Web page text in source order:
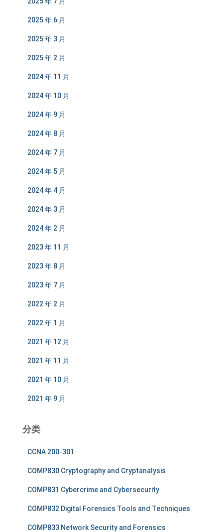
2025 年 6 月
2025 年 3 月
2025 年 2 月
2024 年 11 月
2024 年 10 月
2024 年 9 月
2024 年 8 月
2024 年 7 月
2024 年 5 月
2024 年 4 月
2024 年 3 月
2024 年 2 月
2023 年 11 月
2023 年 8 月
2023 年 7 月
2022 年 2 月
2022 年 1 月
2021 年 12 月
2021 年 11 月
2021 年 10 月
2021 年 9 月
分类
CCNA 200-301
COMP830 Cryptography and Cryptanalysis
COMP831 Cybercrime and Cybersecurity
COMP832 Digital Forensics Tools and Techniques
COMP833 Network Security and Forensics